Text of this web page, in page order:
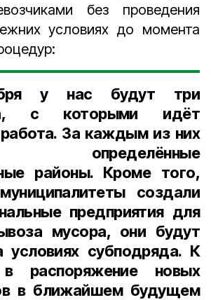
без проведения
условиях до момента
у нас будут три
с которыми идёт
За каждым из них
определённые
районы. Кроме того,
создали
предприятия для
мусора, они будут
условиях субподряда. К
распоряжение новых
в ближайшем будущем